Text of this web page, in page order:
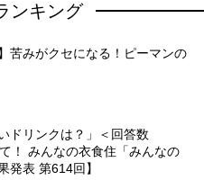
ンキング
苦みがクセになる！ピーマンの
ドリンクは？」＜回答数
！ みんなの衣食住「みんなの
発表 第614回】